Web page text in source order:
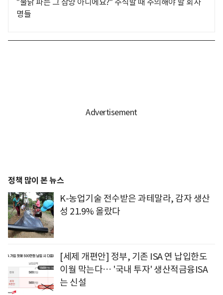
"불닭 파는 그 삼양 아니에요?" 주식할 때 주의해야 할 회사
명들
정책 많이 본 뉴스
K-농업기술 전수받은 과테말라, 감자 생산
성 21.9% 올랐다
[세제 개편안] 정부, 기존 ISA 연 납입한도
이월 막는다… '국내 투자' 생산적금융ISA
는 신설